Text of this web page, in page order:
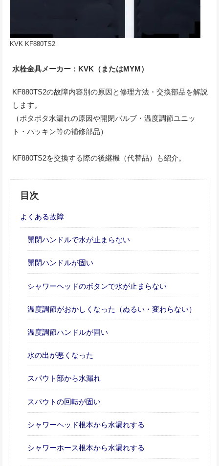
KVK KF880TS2
水栓金具メーカー：KVK（またはMYM）
KF880TS2の故障内容別の原因と修理方法・交換部品を解説
します。
（ポタポタ水漏れの原因や開閉バルブ・温度調節ユニッ
ト・パッキン等の補修部品）
KF880TS2を交換する際の後継機（代替品）も紹介。
目次
よくある故障
開閉ハンドルで水が止まらない
開閉ハンドルが固い
シャワーヘッドのボタンで水が止まらない
温度調節がおかしくなった（ぬるい・変わらない）
温度調節ハンドルが固い
水の出が悪くなった
スパウト部から水漏れ
スパウトの回転が固い
シャワーヘッド根本から水漏れする
シャワーホース根本から水漏れする